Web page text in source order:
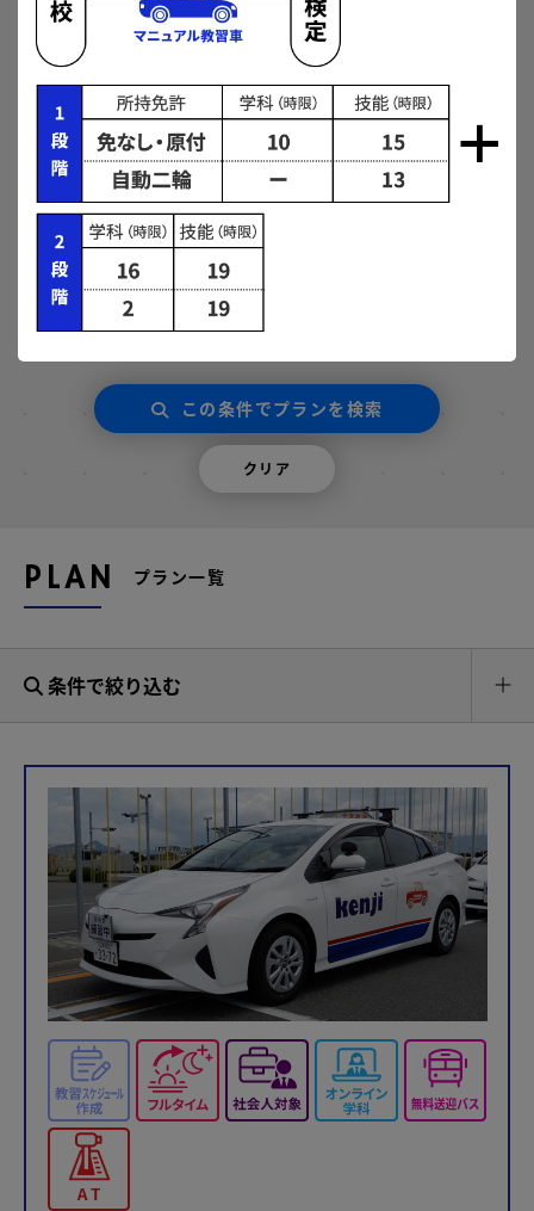
所持免許を選択
大型特殊車
入校希望月を選択
2026年08月
2026年10月
2026年12月
クリア
この条件でプランを検索
PLAN プラン一覧
条件で絞り込む